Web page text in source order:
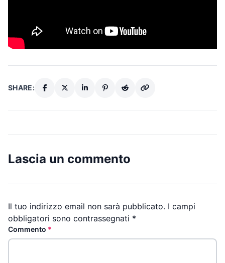
SHARE:
Lascia un commento
Il tuo indirizzo email non sarà pubblicato. I campi
obbligatori sono contrassegnati *
Commento *